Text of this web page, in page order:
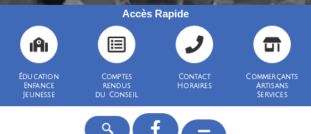
Accès Rapide
Éducation
Enfance
Jeunesse
Comptes
rendus
du Conseil
Contact
Horaires
Commerçants
Artisans
Services